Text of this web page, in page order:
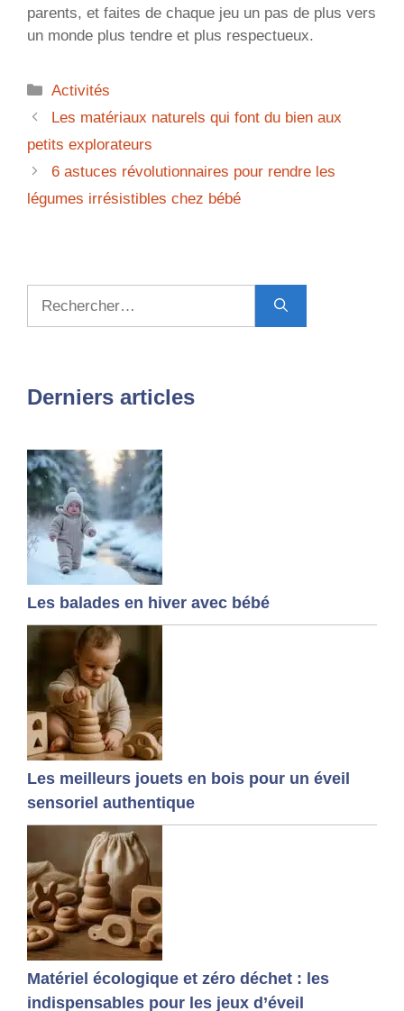
parents, et faites de chaque jeu un pas de plus vers
un monde plus tendre et plus respectueux.
Catégories
Activités
Les matériaux naturels qui font du bien aux
petits explorateurs
6 astuces révolutionnaires pour rendre les
légumes irrésistibles chez bébé
Derniers articles
Les balades en hiver avec bébé
Les meilleurs jouets en bois pour un éveil
sensoriel authentique
Matériel écologique et zéro déchet : les
indispensables pour les jeux d’éveil